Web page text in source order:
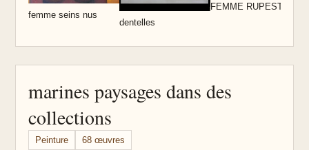
femme seins nus
dentelles
FEMME RUPESTRE
marines paysages dans des
collections
Peinture 68 œuvres